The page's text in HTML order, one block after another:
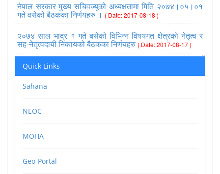
नेपाल सरकार मुख्य सचिवज्यूको अध्यक्षतामा मिति २०७४।०५।०१
गते वसेको बैठकका निर्णयहरु । ( Date: 2017-08-18 )
२०७४ साल भाद्र १ गते बसेको विभिन्न विषयगत क्षेत्रको नेतृत्व र
सह-नेतृत्वदायी निकायको बैठकका निर्णयहरु ( Date: 2017-08-17 )
>>view all
Quick Links
Sahana
NEOC
MOHA
Geo-Portal